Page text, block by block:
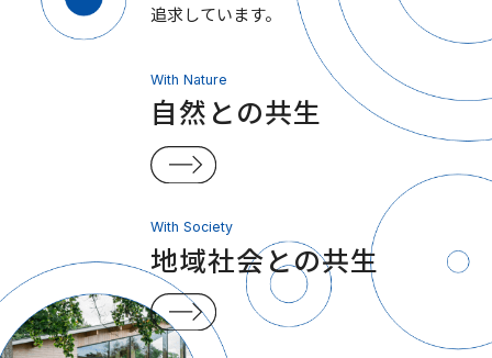
追求しています。
With Nature
自然との共生
With Society
地域社会との共生